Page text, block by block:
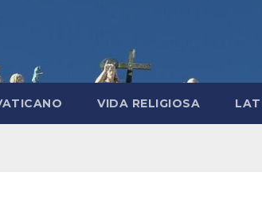
VIDA RELIGIOSA